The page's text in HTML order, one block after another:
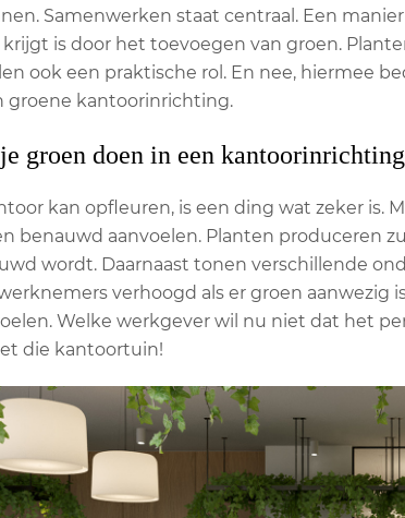
Samenwerken staat centraal. Een
is door het toevoegen van groen.
ook een praktische rol. En nee, hiermee
groene kantoorinrichting.
groen doen in een
kan opfleuren, is een ding wat zeker is.
benauwd aanvoelen. Planten produceren
wordt. Daarnaast tonen verschillende
verhoogd als er groen aanwezig
Welke werkgever wil nu niet dat het
die kantoortuin!